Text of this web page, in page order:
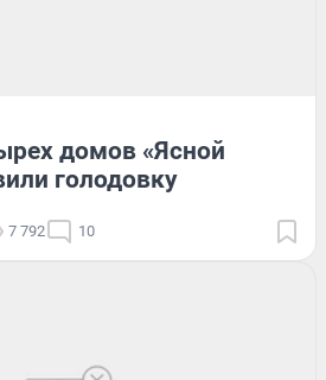
домов «Ясной
голодовку
7 792 10